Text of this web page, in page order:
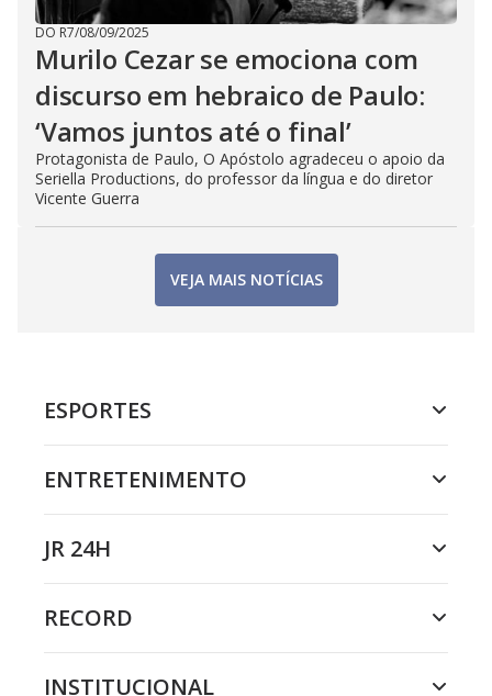
DO R7/08/09/2025
Murilo Cezar se emociona com
discurso em hebraico de Paulo:
‘Vamos juntos até o final’
Protagonista de Paulo, O Apóstolo agradeceu o apoio da
Seriella Productions, do professor da língua e do diretor
Vicente Guerra
VEJA MAIS NOTÍCIAS
ESPORTES
ENTRETENIMENTO
JR 24H
RECORD
INSTITUCIONAL